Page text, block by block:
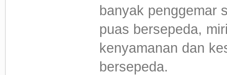
banyak penggemar
puas bersepeda,
kenyamanan dan
bersepeda.